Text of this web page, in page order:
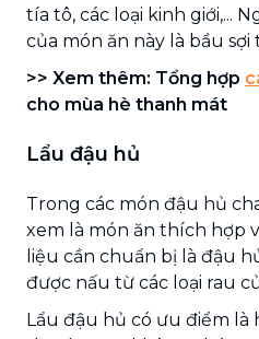
tía tô, các loại kinh giới,...
của món ăn này là bầu sợi
>> Xem thêm: Tổng hợp
cho mùa hè thanh mát
Lẩu đậu hủ
Trong các món đậu hủ
xem là món ăn thích hợp
liệu cần chuẩn bị là đậu
được nấu từ các loại rau
Lẩu đậu hủ có ưu điểm là